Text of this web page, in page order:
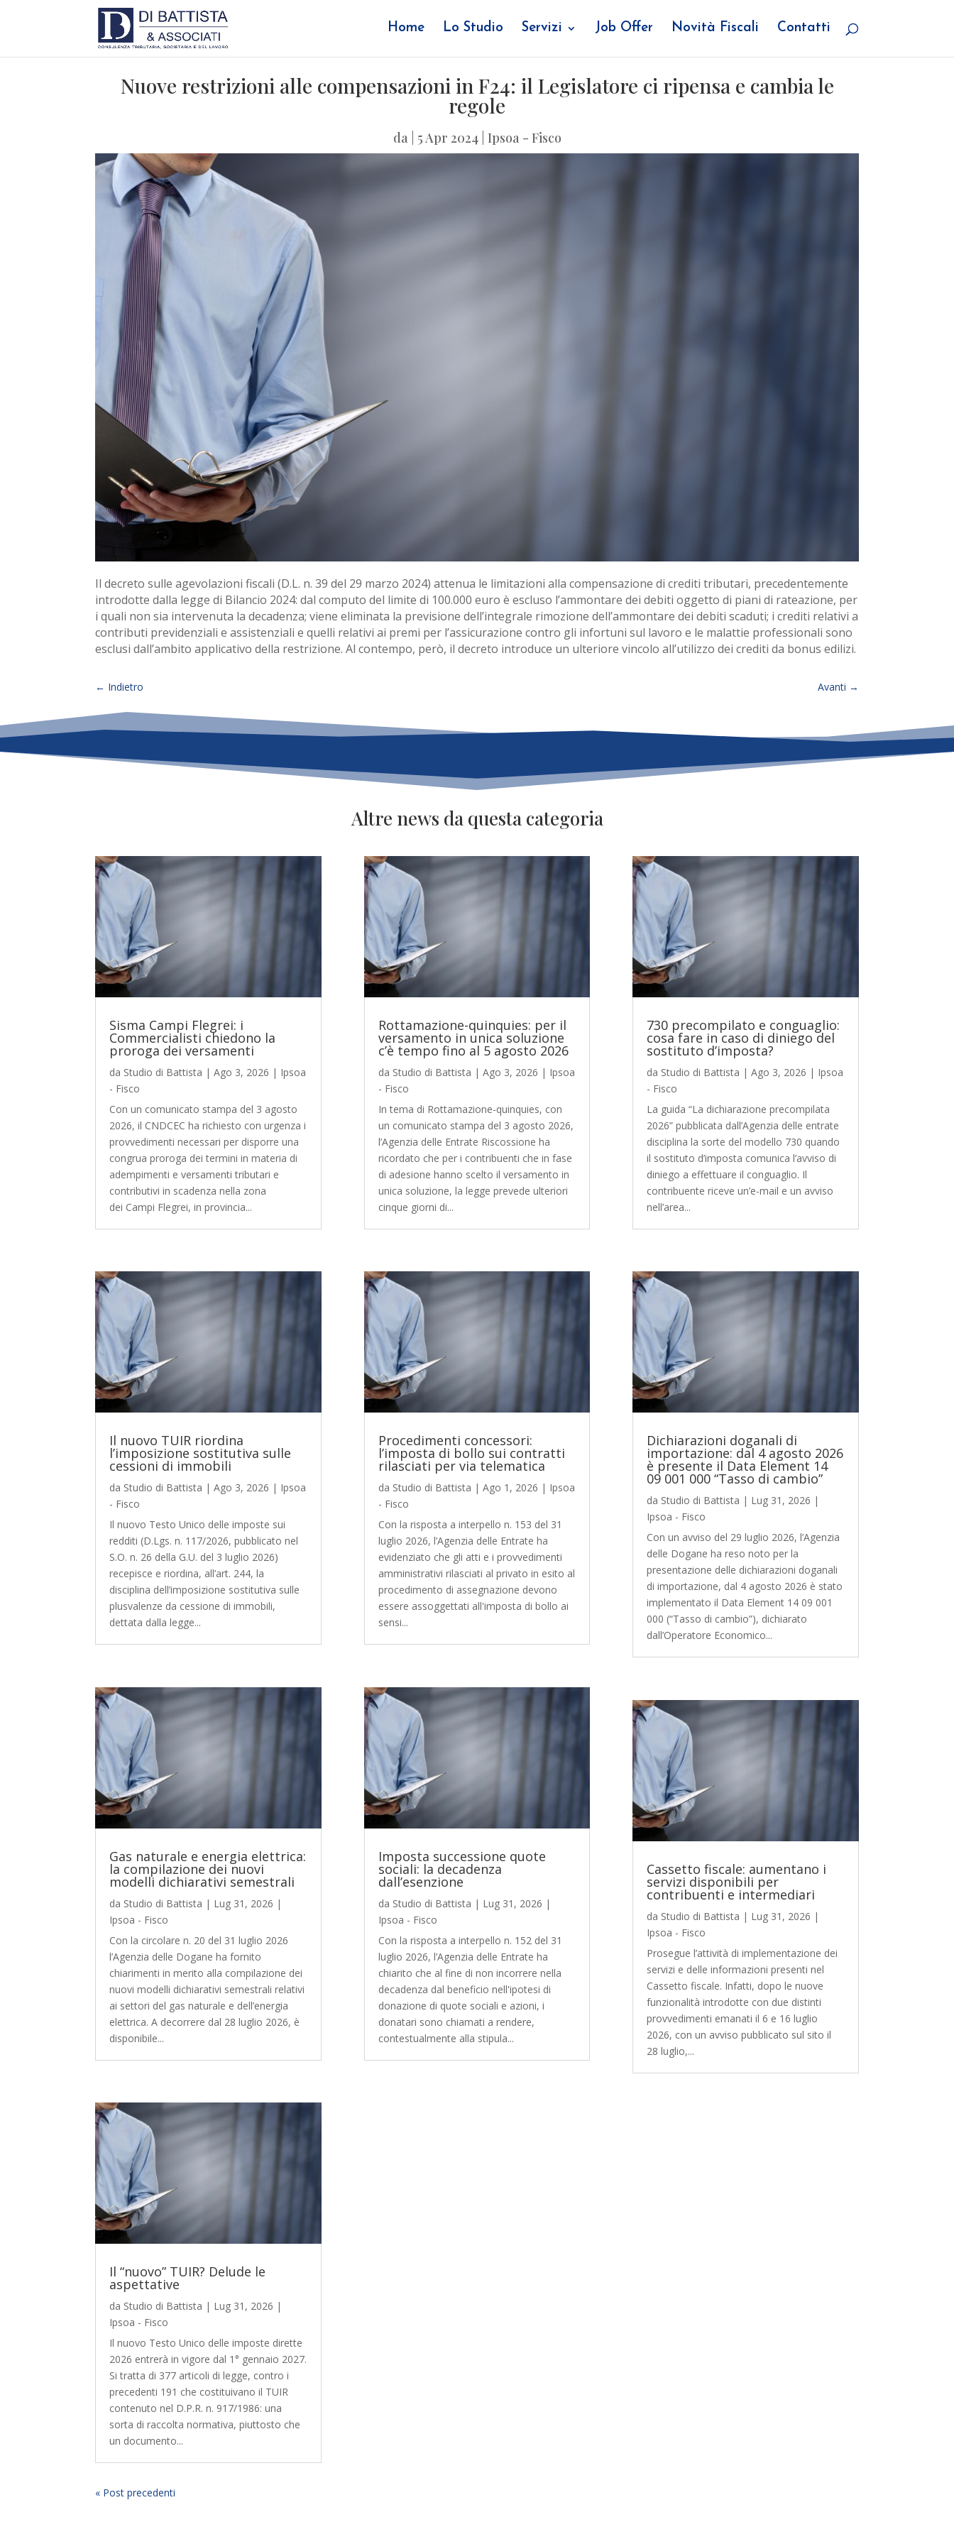
Home Lo Studio Servizi Job Offer Novità Fiscali Contatti
Nuove restrizioni alle compensazioni in F24: il Legislatore ci ripensa e cambia le
regole
da 5 Apr 2024| Ipsoa - Fisco
Il decreto sulle agevolazioni fiscali (D.L. n. 39 del 29 marzo 2024) attenua le limitazioni alla compensazione di crediti tributari, precedentemente
introdotte dalla legge di Bilancio 2024: dal computo del limite di 100.000 euro è escluso l’ammontare dei debiti oggetto di piani di rateazione, per
i quali non sia intervenuta la decadenza; viene eliminata la previsione dell’integrale rimozione dell’ammontare dei debiti scaduti; i crediti relativi a
contributi previdenziali e assistenziali e quelli relativi ai premi per l’assicurazione contro gli infortuni sul lavoro e le malattie professionali sono
esclusi dall’ambito applicativo della restrizione. Al contempo, però, il decreto introduce un ulteriore vincolo all’utilizzo dei crediti da bonus edilizi.
← Indietro Avanti →
Altre news da questa categoria
Sisma Campi Flegrei: i
Commercialisti chiedono la
proroga dei versamenti
da Studio di Battista |Ago 3, 2026 | Ipsoa
- Fisco
Con un comunicato stampa del 3 agosto
2026, il CNDCEC ha richiesto con urgenza i
provvedimenti necessari per disporre una
congrua proroga dei termini in materia di
adempimenti e versamenti tributari e
contributivi in scadenza nella zona
dei Campi Flegrei, in provincia...
Il nuovo TUIR riordina
l’imposizione sostitutiva sulle
cessioni di immobili
da Studio di Battista |Ago 3, 2026 | Ipsoa
- Fisco
Il nuovo Testo Unico delle imposte sui
redditi (D.Lgs. n. 117/2026, pubblicato nel
S.O. n. 26 della G.U. del 3 luglio 2026)
recepisce e riordina, all’art. 244, la
disciplina dell’imposizione sostitutiva sulle
plusvalenze da cessione di immobili,
dettata dalla legge...
Gas naturale e energia elettrica:
la compilazione dei nuovi
modelli dichiarativi semestrali
da Studio di Battista | Lug 31, 2026 |
Ipsoa - Fisco
Con la circolare n. 20 del 31 luglio 2026
l’Agenzia delle Dogane ha fornito
chiarimenti in merito alla compilazione dei
nuovi modelli dichiarativi semestrali relativi
ai settori del gas naturale e dell’energia
elettrica. A decorrere dal 28 luglio 2026, è
disponibile...
Il “nuovo” TUIR? Delude le
aspettative
da Studio di Battista | Lug 31, 2026 |
Ipsoa - Fisco
Il nuovo Testo Unico delle imposte dirette
2026 entrerà in vigore dal 1° gennaio 2027.
Si tratta di 377 articoli di legge, contro i
precedenti 191 che costituivano il TUIR
contenuto nel D.P.R. n. 917/1986: una
sorta di raccolta normativa, piuttosto che
un documento...
Rottamazione-quinquies: per il
versamento in unica soluzione
c’è tempo fino al 5 agosto 2026
da Studio di Battista | Ago 3, 2026 | Ipsoa
- Fisco
In tema di Rottamazione-quinquies, con
un comunicato stampa del 3 agosto 2026,
l’Agenzia delle Entrate Riscossione ha
ricordato che per i contribuenti che in fase
di adesione hanno scelto il versamento in
unica soluzione, la legge prevede ulteriori
cinque giorni di...
Procedimenti concessori:
l’imposta di bollo sui contratti
rilasciati per via telematica
da Studio di Battista | Ago 1, 2026 | Ipsoa
- Fisco
Con la risposta a interpello n. 153 del 31
luglio 2026, l’Agenzia delle Entrate ha
evidenziato che gli atti e i provvedimenti
amministrativi rilasciati al privato in esito al
procedimento di assegnazione devono
essere assoggettati all'imposta di bollo ai
sensi...
Imposta successione quote
sociali: la decadenza
dall’esenzione
da Studio di Battista | Lug 31, 2026 |
Ipsoa - Fisco
Con la risposta a interpello n. 152 del 31
luglio 2026, l’Agenzia delle Entrate ha
chiarito che al fine di non incorrere nella
decadenza dal beneficio nell'ipotesi di
donazione di quote sociali e azioni, i
donatari sono chiamati a rendere,
contestualmente alla stipula...
730 precompilato e conguaglio:
cosa fare in caso di diniego del
sostituto d’imposta?
da Studio di Battista | Ago 3, 2026 | Ipsoa
- Fisco
La guida “La dichiarazione precompilata
2026” pubblicata dall’Agenzia delle entrate
disciplina la sorte del modello 730 quando
il sostituto d’imposta comunica l’avviso di
diniego a effettuare il conguaglio. Il
contribuente riceve un’e-mail e un avviso
nell’area...
Dichiarazioni doganali di
importazione: dal 4 agosto 2026
è presente il Data Element 14
09 001 000 “Tasso di cambio”
da Studio di Battista | Lug 31, 2026 |
Ipsoa - Fisco
Con un avviso del 29 luglio 2026, l’Agenzia
delle Dogane ha reso noto per la
presentazione delle dichiarazioni doganali
di importazione, dal 4 agosto 2026 è stato
implementato il Data Element 14 09 001
000 (“Tasso di cambio”), dichiarato
dall’Operatore Economico...
Cassetto fiscale: aumentano i
servizi disponibili per
contribuenti e intermediari
da Studio di Battista | Lug 31, 2026 |
Ipsoa - Fisco
Prosegue l’attività di implementazione dei
servizi e delle informazioni presenti nel
Cassetto fiscale. Infatti, dopo le nuove
funzionalità introdotte con due distinti
provvedimenti emanati il 6 e 16 luglio
2026, con un avviso pubblicato sul sito il
28 luglio,...
« Post precedenti